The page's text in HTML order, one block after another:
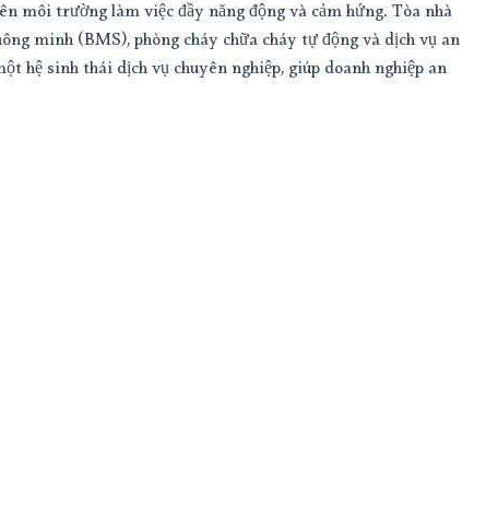
môi trường làm việc đầy năng động và cảm hứng. Tòa nhà
minh (BMS), phòng cháy chữa cháy tự động và dịch vụ an
hệ sinh thái dịch vụ chuyên nghiệp, giúp doanh nghiệp an